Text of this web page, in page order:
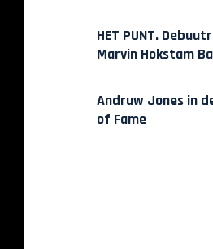
HET PUNT.
Marvin Hokstam
Andruw Jones in
of Fame